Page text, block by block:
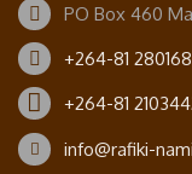
PO Box 460
+264-81
+264-81
info@rafiki-